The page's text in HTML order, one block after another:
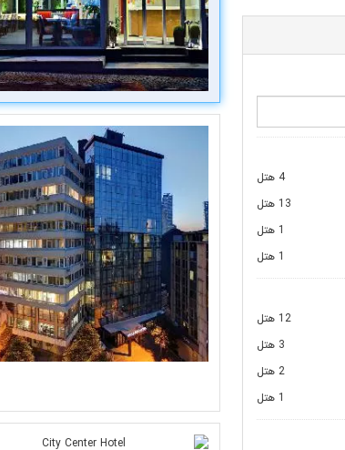
4 هتل
13 هتل
1 هتل
1 هتل
12 هتل
3 هتل
2 هتل
1 هتل